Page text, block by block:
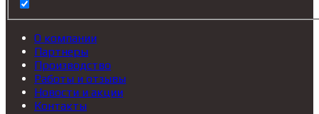
О компании
Партнеры
Производство
Работы и отзывы
Новости и акции
Контакты